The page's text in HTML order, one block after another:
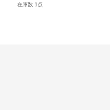
在庫数 1点